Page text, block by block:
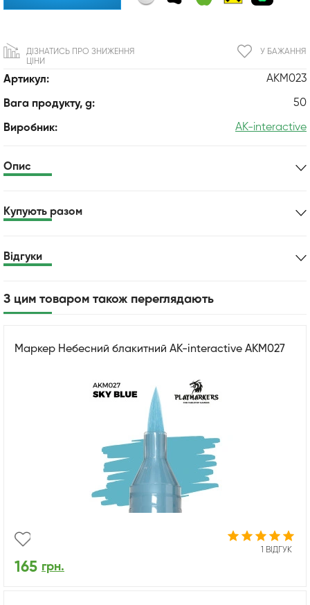
Артикул: AKM023
Вага продукту, g: 50
Виробник: AK-interactive
У БАЖАННЯ
ДІЗНАТИСЬ ПРО ЗНИЖЕННЯ
ЦІНИ
Опис
Купують разом
Відгуки
З цим товаром також переглядають
Маркер Небесний блакитний AK-interactive AKM027
1 ВІДГУК
165 грн.